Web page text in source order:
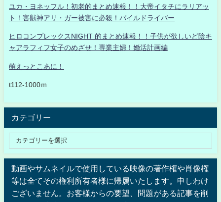
ユカ・ヨネッフル！初老的まとめ速報！！大帝イタチにラリアッ
ト！害獣神アリ・ガー被害に必殺！パイルドライバー
ヒロコンプレックスNIGHT 的まとめ速報！！子供が欲しいど陰キ
ャアラフィフ女子のめざせ！専業主婦！婚活計画編
萌えっとこあに！
t112-1000ｍ
カテゴリー
動画やサムネイルで使用している映像の著作権や肖像権
等は全てその権利所有者様に帰属いたします。申しわけ
ございません。お客様からの要望、問題がある記事を削